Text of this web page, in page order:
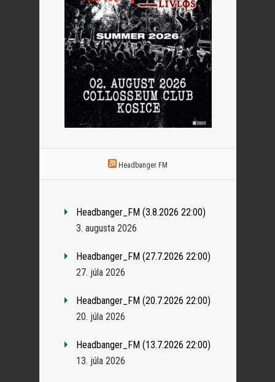
Headbanger FM
Headbanger_FM (3.8.2026 22:00)
3. augusta 2026
Headbanger_FM (27.7.2026 22:00)
27. júla 2026
Headbanger_FM (20.7.2026 22:00)
20. júla 2026
Headbanger_FM (13.7.2026 22:00)
13. júla 2026